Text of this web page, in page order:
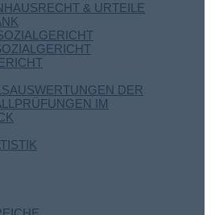
& URTEILE
DER
IM